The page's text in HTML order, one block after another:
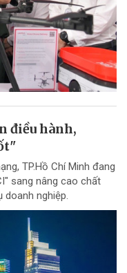
điều hành,
TP.Hồ Chí Minh đang
sang nâng cao chất
nghiệp.